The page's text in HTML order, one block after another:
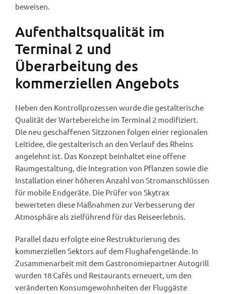
beweisen.
Aufenthaltsqualität im
Terminal 2 und
Überarbeitung des
kommerziellen Angebots
Neben den Kontrollprozessen wurde die gestalterische
Qualität der Wartebereiche im Terminal 2 modifiziert.
Die neu geschaffenen Sitzzonen folgen einer regionalen
Leitidee, die gestalterisch an den Verlauf des Rheins
angelehnt ist. Das Konzept beinhaltet eine offene
Raumgestaltung, die Integration von Pflanzen sowie die
Installation einer höheren Anzahl von Stromanschlüssen
für mobile Endgeräte. Die Prüfer von Skytrax
bewerteten diese Maßnahmen zur Verbesserung der
Atmosphäre als zielführend für das Reiseerlebnis.
Parallel dazu erfolgte eine Restrukturierung des
kommerziellen Sektors auf dem Flughafengelände. In
Zusammenarbeit mit dem Gastronomiepartner Autogrill
wurden 18 Cafés und Restaurants erneuert, um den
veränderten Konsumgewohnheiten der Fluggäste